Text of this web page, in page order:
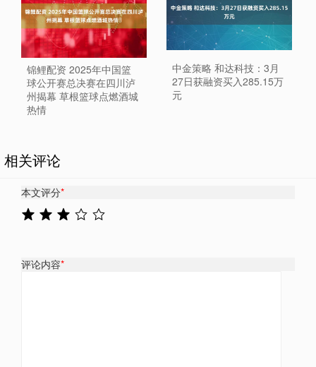
锦鲤配资 2025年中国篮
球公开赛总决赛在四川泸
州揭幕 草根篮球点燃酒城
热情​
中金策略 和达科技：3月
27日获融资买入285.15万
元
相关评论
本文评分*
评论内容*